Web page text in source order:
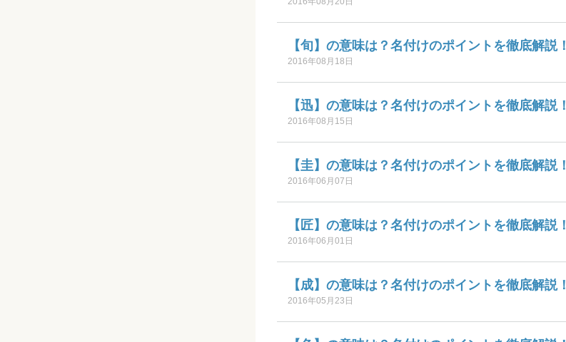
【旬】の意味は？名付けのポイントを徹底解説！
2016年08月18日
【迅】の意味は？名付けのポイントを徹底解説！
2016年08月15日
【圭】の意味は？名付けのポイントを徹底解説！
2016年06月07日
【匠】の意味は？名付けのポイントを徹底解説！
2016年06月01日
【成】の意味は？名付けのポイントを徹底解説！
2016年05月23日